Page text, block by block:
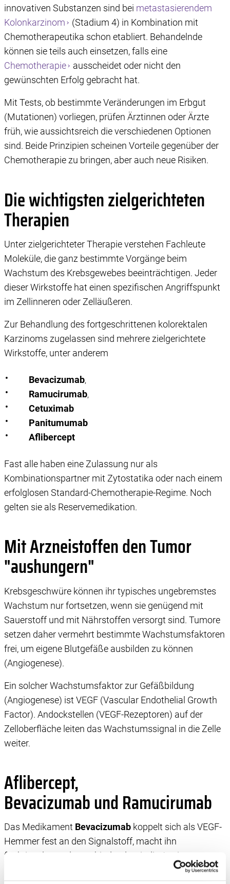
innovativen Substanzen sind bei metastasierendem
Kolonkarzinom
(Stadium 4) in Kombination mit
Chemotherapeutika schon etabliert. Behandelnde
können sie teils auch einsetzen, falls eine
Chemotherapie
ausscheidet oder nicht den
gewünschten Erfolg gebracht hat.
Mit Tests, ob bestimmte Veränderungen im Erbgut
(Mutationen) vorliegen, prüfen Ärztinnen oder Ärzte
früh, wie aussichtsreich die verschiedenen Optionen
sind. Beide Prinzipien scheinen Vorteile gegenüber der
Chemotherapie zu bringen, aber auch neue Risiken.
Die wichtigsten zielgerichteten
Therapien
Unter zielgerichteter Therapie verstehen Fachleute
Moleküle, die ganz bestimmte Vorgänge beim
Wachstum des Krebsgewebes beeinträchtigen. Jeder
dieser Wirkstoffe hat einen spezifischen Angriffspunkt
im Zellinneren oder Zelläußeren.
Zur Behandlung des fortgeschrittenen kolorektalen
Karzinoms zugelassen sind mehrere zielgerichtete
Wirkstoffe, unter anderem
Bevacizumab,
Ramucirumab,
Cetuximab
Panitumumab
Aflibercept
Fast alle haben eine Zulassung nur als
Kombinationspartner mit Zytostatika oder nach einem
erfolglosen Standard-Chemotherapie-Regime. Noch
gelten sie als Reservemedikation.
Mit Arzneistoffen den Tumor
"aushungern"
Krebsgeschwüre können ihr typisches ungebremstes
Wachstum nur fortsetzen, wenn sie genügend mit
Sauerstoff und mit Nährstoffen versorgt sind. Tumore
setzen daher vermehrt bestimmte Wachstumsfaktoren
frei, um eigene Blutgefäße ausbilden zu können
(Angiogenese).
Ein solcher Wachstumsfaktor zur Gefäßbildung
(Angiogenese) ist VEGF (Vascular Endothelial Growth
Factor). Andockstellen (VEGF-Rezeptoren) auf der
Zelloberfläche leiten das Wachstumssignal in die Zelle
weiter.
Aflibercept,
Bevacizumab und Ramucirumab
Das Medikament Bevacizumab koppelt sich als VEGF-
Hemmer fest an den Signalstoff, macht ihn
funktionslos und unterbindet damit die Angiogenese.
Der Dickdarmkrebs bildet sich oft zurück, und die